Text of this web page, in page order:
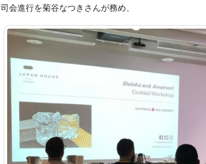
司会進行を菊谷なつきさんが務め、